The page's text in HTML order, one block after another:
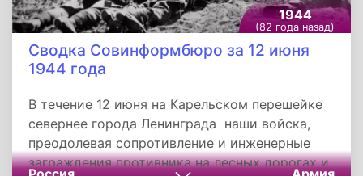
1944
(82 года назад)
Сводка Совинформбюро за 12 июня
1944 года
В течение 12 июня на Карельском перешейке
севернее города Ленинграда наши войска,
преодолевая сопротивление и инженерные
заграждения противника на лесных дорогах и